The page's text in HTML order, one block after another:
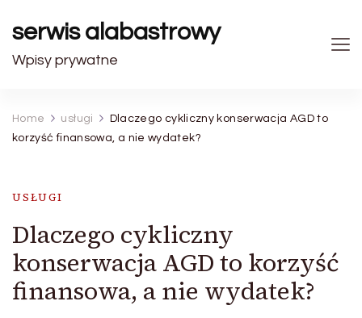
serwis alabastrowy
Wpisy prywatne
Home usługi
Dlaczego cykliczny konserwacja AGD to
korzyść finansowa, a nie wydatek?
USŁUGI
Dlaczego cykliczny
konserwacja AGD to korzyść
finansowa, a nie wydatek?